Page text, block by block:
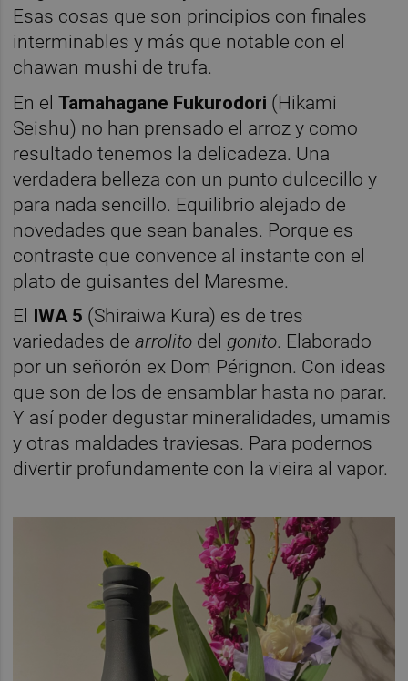
Esas cosas que son principios con finales
interminables y más que notable con el
chawan mushi de trufa.
En elTamahagane Fukurodori (Hikami
Seishu) no han prensado el arroz y como
resultado tenemos la delicadeza. Una
verdadera belleza con un punto dulcecillo y
para nada sencillo. Equilibrio alejado de
novedades que sean banales. Porque es
contraste que convence al instante con el
plato de guisantes del Maresme.
El IWA 5 (Shiraiwa Kura) es de tres
variedades dearrolito del gonito. Elaborado
por un señorón ex Dom Pérignon. Con ideas
que son de los de ensamblar hasta no parar.
Y así poder degustar mineralidades, umamis
y otras maldades traviesas. Para podernos
divertir profundamente con la vieira al vapor.